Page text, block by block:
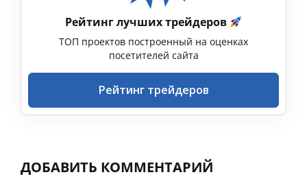
Рейтинг лучших трейдеров
ТОП проектов построенный на оценках
посетителей сайта
Рейтинг трейдеров
ДОБАВИТЬ КОММЕНТАРИЙ